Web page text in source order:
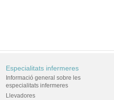
Especialitats infermeres
Informació general sobre les
especialitats infermeres
Llevadores